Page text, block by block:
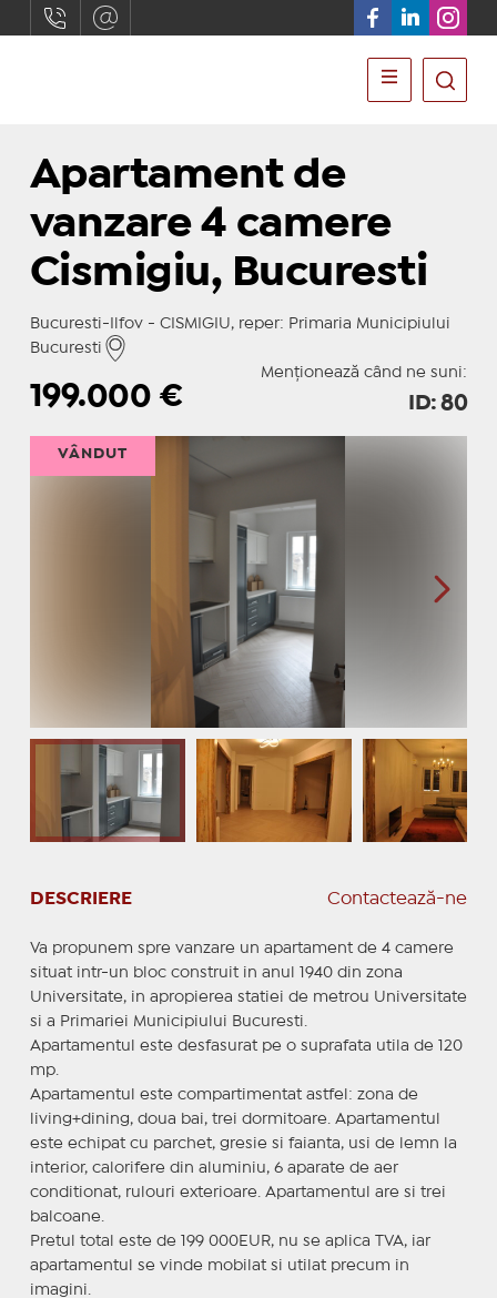
Apartament de
vanzare 4 camere
Cismigiu, Bucuresti
Bucuresti-Ilfov - CISMIGIU, reper: Primaria Municipiului
Bucuresti
Menționează când ne suni:
199.000 € ID: 80
VÂNDUT
DESCRIERE Contactează-ne
Va propunem spre vanzare un apartament de 4 camere
situat intr-un bloc construit in anul 1940 din zona
Universitate, in apropierea statiei de metrou Universitate
si a Primariei Municipiului Bucuresti.
Apartamentul este desfasurat pe o suprafata utila de 120
mp.
Apartamentul este compartimentat astfel: zona de
living+dining, doua bai, trei dormitoare. Apartamentul
este echipat cu parchet, gresie si faianta, usi de lemn la
interior, calorifere din aluminiu, 6 aparate de aer
conditionat, rulouri exterioare. Apartamentul are si trei
balcoane.
Pretul total este de 199 000EUR, nu se aplica TVA, iar
apartamentul se vinde mobilat si utilat precum in
imagini.